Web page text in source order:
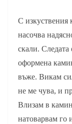
С изкуствения
насочва
скали.
оформена
въже. Викам
не ме чува, и
Влизам в
натоварвам го